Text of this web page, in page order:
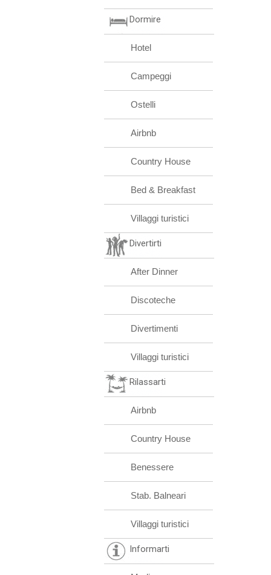
Dormire
Hotel
Campeggi
Ostelli
Airbnb
Country House
Bed & Breakfast
Villaggi turistici
Divertirti
After Dinner
Discoteche
Divertimenti
Villaggi turistici
Rilassarti
Airbnb
Country House
Benessere
Stab. Balneari
Villaggi turistici
Informarti